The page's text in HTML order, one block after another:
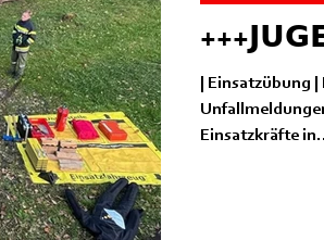
| Einsatzübung
Einsatzkräfte